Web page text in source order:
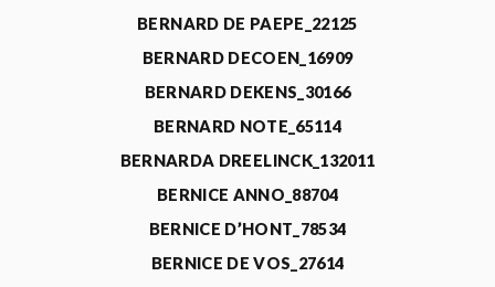
BERNARD DE PAEPE_22125
BERNARD DECOEN_16909
BERNARD DEKENS_30166
BERNARD NOTE_65114
BERNARDA DREELINCK_132011
BERNICE ANNO_88704
BERNICE D’HONT_78534
BERNICE DE VOS_27614